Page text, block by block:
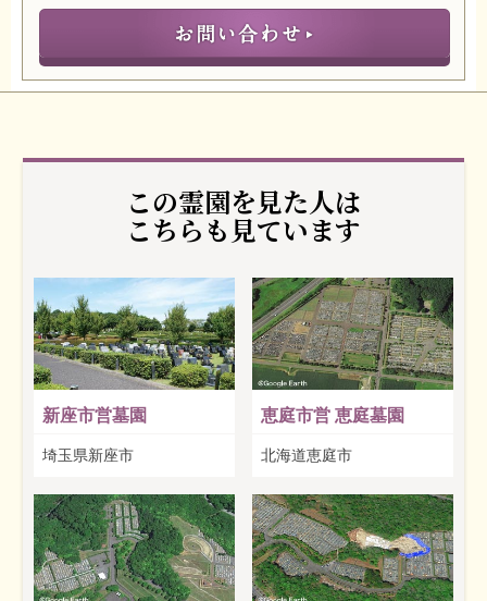
この霊園を見た人は
こちらも見ています
新座市営墓園
埼玉県新座市
恵庭市営 恵庭墓園
北海道恵庭市